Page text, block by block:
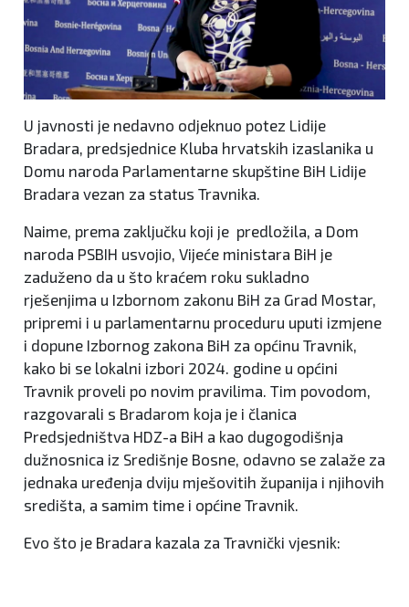
U javnosti je nedavno odjeknuo potez Lidije
Bradara, predsjednice Kluba hrvatskih izaslanika u
Domu naroda Parlamentarne skupštine BiH Lidije
Bradara vezan za status Travnika.
Naime, prema zaključku koji je predložila, a Dom
naroda PSBIH usvojio, Vijeće ministara BiH je
zaduženo da u što kraćem roku sukladno
rješenjima u Izbornom zakonu BiH za Grad Mostar,
pripremi i u parlamentarnu proceduru uputi izmjene
i dopune Izbornog zakona BiH za općinu Travnik,
kako bi se lokalni izbori 2024. godine u općini
Travnik proveli po novim pravilima. Tim povodom,
razgovarali s Bradarom koja je i članica
Predsjedništva HDZ-a BiH a kao dugogodišnja
dužnosnica iz Središnje Bosne, odavno se zalaže za
jednaka uređenja dviju mješovitih županija i njihovih
središta, a samim time i općine Travnik.
Evo što je Bradara kazala za Travnički vjesnik: